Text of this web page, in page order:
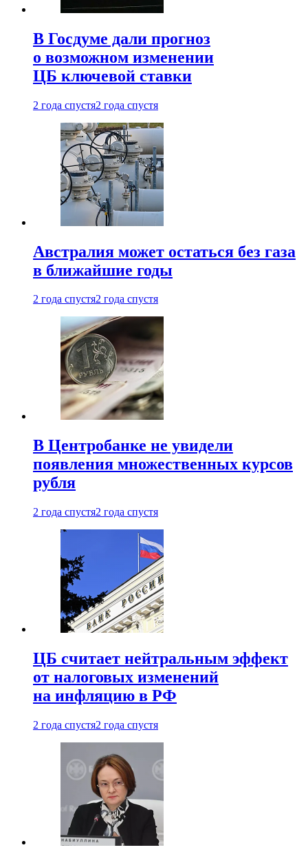
В Госдуме дали прогноз
о возможном изменении
ЦБ ключевой ставки
2 года спустя2 года спустя
Австралия может остаться без газа
в ближайшие годы
2 года спустя2 года спустя
В Центробанке не увидели
появления множественных курсов
рубля
2 года спустя2 года спустя
ЦБ считает нейтральным эффект
от налоговых изменений
на инфляцию в РФ
2 года спустя2 года спустя